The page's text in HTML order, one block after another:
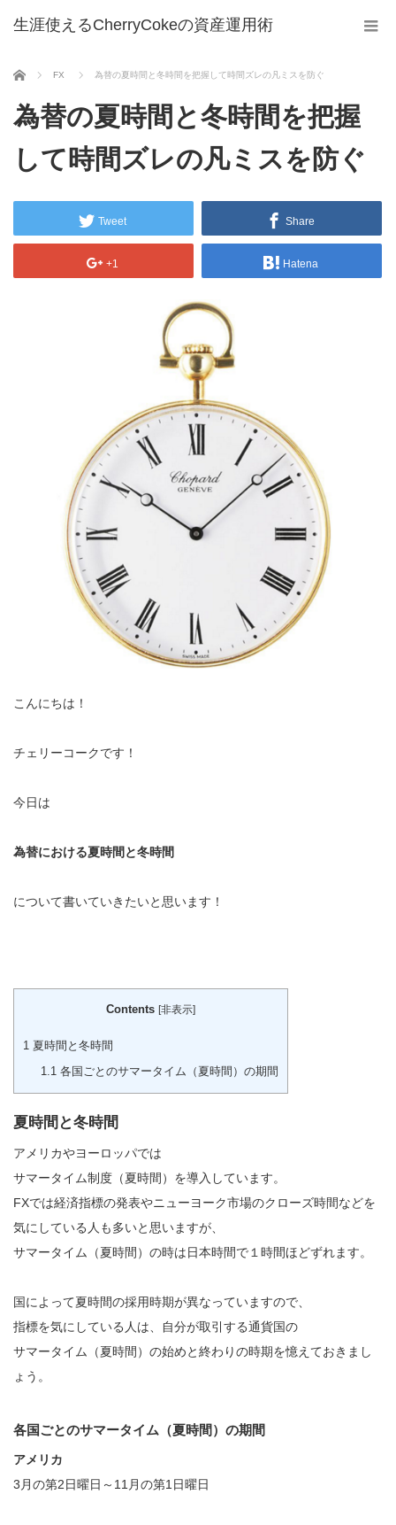
生涯使えるCherryCokeの資産運用術
ホーム FX 為替の夏時間と冬時間を把握して時間ズレの凡ミスを防ぐ
為替の夏時間と冬時間を把握
して時間ズレの凡ミスを防ぐ
Tweet Share
+1 Hatena
こんにちは！
チェリーコークです！
今日は
為替における夏時間と冬時間
について書いていきたいと思います！
Contents [非表示]
1 夏時間と冬時間
1.1各国ごとのサマータイム（夏時間）の期間
夏時間と冬時間
アメリカやヨーロッパでは
サマータイム制度（夏時間）を導入しています。
FXでは経済指標の発表やニューヨーク市場のクローズ時間などを
気にしている人も多いと思いますが、
サマータイム（夏時間）の時は日本時間で１時間ほどずれます。
国によって夏時間の採用時期が異なっていますので、
指標を気にしている人は、自分が取引する通貨国の
サマータイム（夏時間）の始めと終わりの時期を憶えておきまし
ょう。
各国ごとのサマータイム（夏時間）の期間
アメリカ
3月の第2日曜日～11月の第1日曜日